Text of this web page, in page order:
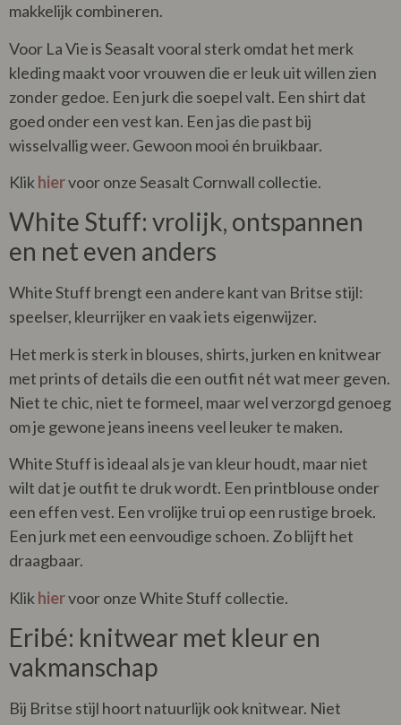
makkelijk combineren.
Voor La Vie is Seasalt vooral sterk omdat het merk
kleding maakt voor vrouwen die er leuk uit willen zien
zonder gedoe. Een jurk die soepel valt. Een shirt dat
goed onder een vest kan. Een jas die past bij
wisselvallig weer. Gewoon mooi én bruikbaar.
Klik hiervoor onze Seasalt Cornwall collectie.
White Stuff: vrolijk, ontspannen
en net even anders
White Stuff brengt een andere kant van Britse stijl:
speelser, kleurrijker en vaak iets eigenwijzer.
Het merk is sterk in blouses, shirts, jurken en knitwear
met prints of details die een outfit nét wat meer geven.
Niet te chic, niet te formeel, maar wel verzorgd genoeg
om je gewone jeans ineens veel leuker te maken.
White Stuff is ideaal als je van kleur houdt, maar niet
wilt dat je outfit te druk wordt. Een printblouse onder
een effen vest. Een vrolijke trui op een rustige broek.
Een jurk met een eenvoudige schoen. Zo blijft het
draagbaar.
Klik hiervoor onze White Stuff collectie.
Eribé: knitwear met kleur en
vakmanschap
Bij Britse stijl hoort natuurlijk ook knitwear. Niet